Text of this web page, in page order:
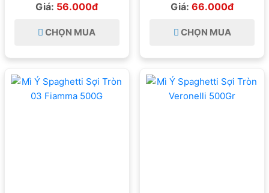
Giá: 56.000đ
CHỌN MUA
Giá:66.000đ
CHỌN MUA